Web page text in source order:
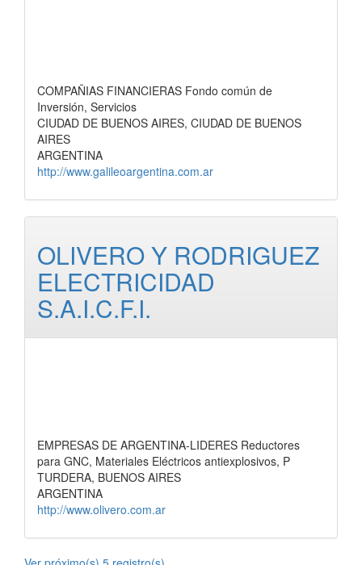
COMPAÑIAS FINANCIERAS Fondo común de
Inversión, Servicios
CIUDAD DE BUENOS AIRES, CIUDAD DE BUENOS
AIRES
ARGENTINA
http://www.galileoargentina.com.ar
OLIVERO Y RODRIGUEZ
ELECTRICIDAD
S.A.I.C.F.I.
EMPRESAS DE ARGENTINA-LIDERES Reductores
para GNC, Materiales Eléctricos antiexplosivos, P
TURDERA, BUENOS AIRES
ARGENTINA
http://www.olivero.com.ar